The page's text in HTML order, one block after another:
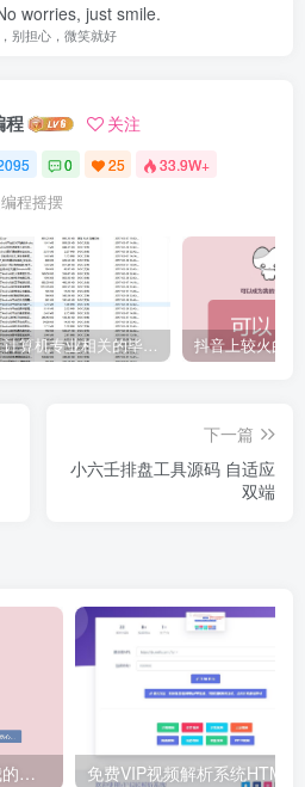
worries, just smile.
别担心，微笑就好
程 关注
0 25 33.9W+
程摇摆
计算机专业相关的毕业设计论文合集免费下载
下一篇
小六壬排盘工具源码 自适应
双端
抖音上较火的“可以成为我的恋人吗”HTML源码